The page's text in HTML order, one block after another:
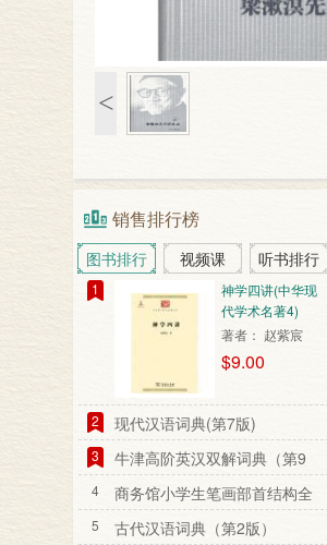
<
销售排行榜
图书排行 视频课 听书排行
1
神学四讲(中华现
代学术名著4)
著者： 赵紫宸
$9.00
2 现代汉语词典(第7版)
3
牛津高阶英汉双解词典（第9
版）
4
商务馆小学生笔画部首结构全
笔顺字典
5 古代汉语词典（第2版）